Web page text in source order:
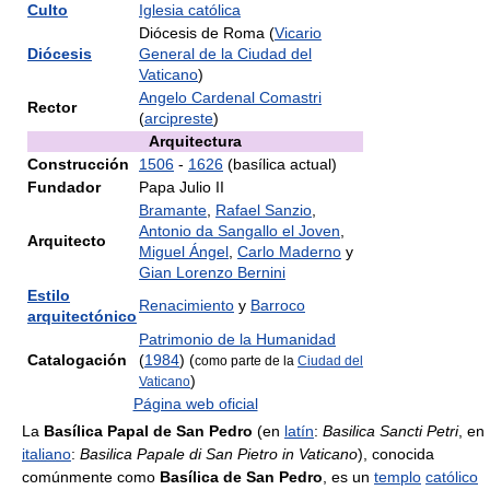
Culto
Iglesia católica
Diócesis
Diócesis de Roma (Vicario
General de la Ciudad del
Vaticano)
Rector
Angelo Cardenal Comastri
(arcipreste)
Arquitectura
Construcción
1506 - 1626 (basílica actual)
Fundador
Papa Julio II
Arquitecto
Bramante Rafael Sanzio
Antonio da Sangallo el Joven
Miguel Ángel Carlo Maderno y
Gian Lorenzo Bernini
Estilo
arquitectónico
Renacimiento y Barroco
Catalogación
Patrimonio de la Humanidad
(1984) (como parte de la Ciudad del
Vaticano)
Página web oficial
La Basílica Papal de San Pedro (en latín: Basilica Sancti Petri, en
italiano: Basilica Papale di San Pietro in Vaticano), conocida
comúnmente como Basílica de San Pedro , es un templo católico